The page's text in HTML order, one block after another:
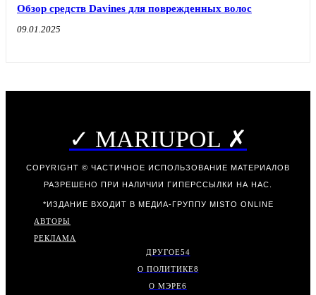
Обзор средств Davines для поврежденных волос
09.01.2025
✓ MARIUPOL ✗
COPYRIGHT © ЧАСТИЧНОЕ ИСПОЛЬЗОВАНИЕ МАТЕРИАЛОВ
РАЗРЕШЕНО ПРИ НАЛИЧИИ ГИПЕРССЫЛКИ НА НАС.
*ИЗДАНИЕ ВХОДИТ В МЕДИА-ГРУППУ MISTO ONLINE
АВТОРЫ
РЕКЛАМА
ДРУГОЕ54
О ПОЛИТИКЕ8
О МЭРЕ6